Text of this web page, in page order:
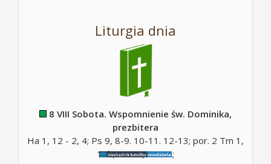
Liturgia dnia
8 VIII Sobota. Wspomnienie św. Dominika,
prezbitera
Ha 1, 12 - 2, 4; Ps 9, 8-9. 10-11. 12-13; por. 2 Tm 1,
10b; Mt 17, 14-20;